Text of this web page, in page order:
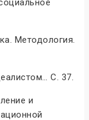
Методология.
С. 37.
и